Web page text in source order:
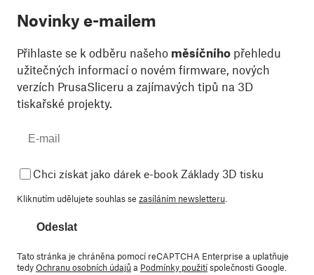
Novinky e-mailem
Přihlaste se k odběru našeho měsíčního přehledu
užitečných informací o novém firmware, nových
verzích PrusaSliceru a zajímavých tipů na 3D
tiskařské projekty.
Chci získat jako dárek e-book Základy 3D tisku
Kliknutím udělujete souhlas se zasíláním newsletteru
Odeslat
Tato stránka je chráněna pomocí reCAPTCHA Enterprise a uplatňuje
tedyOchranu osobních údajůa Podmínky použitíspolečnosti Google.